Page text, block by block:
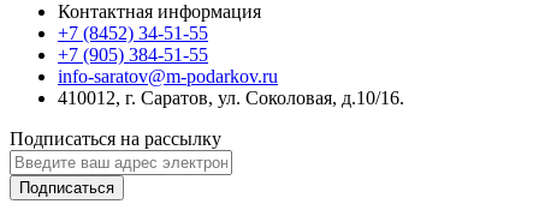
Контактная информация
+7 (8452) 34-51-55
+7 (905) 384-51-55
info-saratov@m-podarkov.ru
410012, г. Саратов, ул. Соколовая, д.10/16.
Подписаться на рассылку
Подписаться